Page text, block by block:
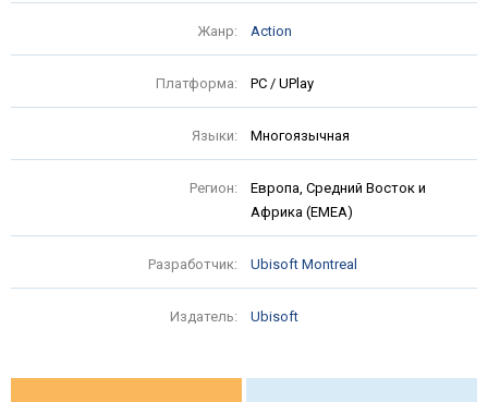
Жанр: Action
Платформа: PC / UPlay
Языки: Многоязычная
Регион:
Европа, Средний Восток и
Африка (EMEA)
Разработчик: Ubisoft Montreal
Издатель: Ubisoft